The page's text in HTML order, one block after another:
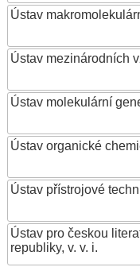
Ústav
Ústav mezinárodních
Ústav molekulární
Ústav organické
Ústav přístrojové
Ústav pro českou
republiky, v. v. i.